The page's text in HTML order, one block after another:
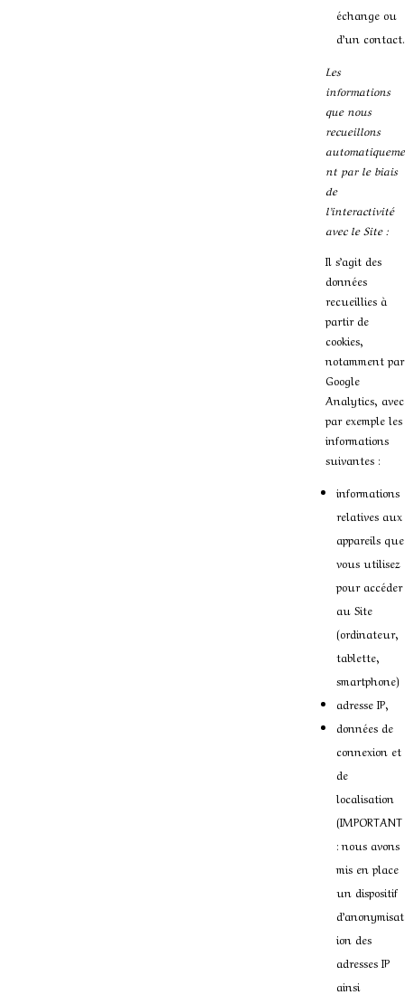
échange ou
d’un contact.
Les
informations
que nous
recueillons
automatiqueme
nt par le biais
de
l’interactivité
avec le Site :
Il s’agit des
données
recueillies à
partir de
cookies,
notamment par
Google
Analytics, avec
par exemple les
informations
suivantes :
informations
relatives aux
appareils que
vous utilisez
pour accéder
au Site
(ordinateur,
tablette,
smartphone)
adresse IP,
données de
connexion et
de
localisation
(IMPORTANT
: nous avons
mis en place
un dispositif
d’anonymisat
ion des
adresses IP
ainsi